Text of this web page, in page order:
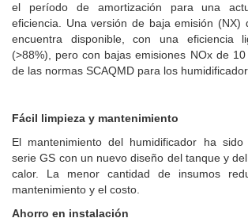
el período de amortización para una
eficiencia. Una versión de baja emisión (NX)
encuentra disponible, con una eficiencia
(>88%), pero con bajas emisiones NOx de
de las normas SCAQMD para los
Fácil limpieza y mantenimiento
El mantenimiento del humidificador ha
serie GS con un nuevo diseño del tanque y
calor. La menor cantidad de insumos
mantenimiento y el costo.
Ahorro en instalación